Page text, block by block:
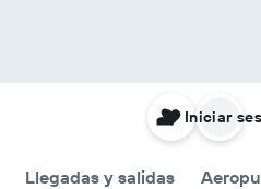
Llegadas y salidas
Iniciar